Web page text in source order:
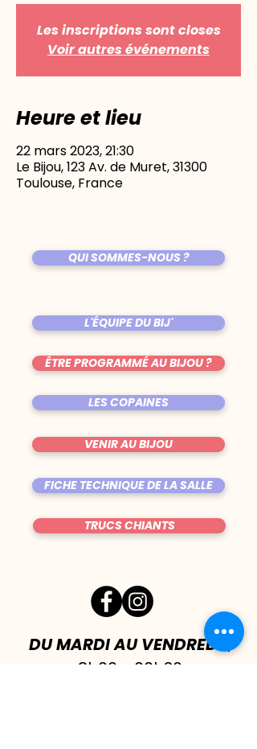
Les inscriptions sont closes
Voir autres événements
Heure et lieu
22 mars 2023, 21:30
Le Bijou, 123 Av. de Muret, 31300
Toulouse, France
QUI SOMMES-NOUS ?
L'ÉQUIPE DU BIJ'
ÊTRE PROGRAMMÉ AU BIJOU ?
LES COPAINES
VENIR AU BIJOU
FICHE TECHNIQUE DE LA SALLE
TRUCS CHIANTS
DU MARDI AU VENDREDI |
8h00 - 00h30